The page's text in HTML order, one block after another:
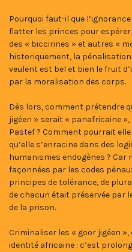
Pourquoi faut-il que
flatter les princes pour
des « biccirines » et autres «
historiquement, la pénalisation
veulent est bel et bien le fruit
par la moralisation des corps.
Dès lors, comment prétendre
jigéen » serait « panafricaine
Pastef ? Comment pourrait
qu’elle s’enracine dans des
humanismes endogènes ? Car
façonnées par les codes
principes de tolérance, de
de chacun était préservée par
de la prison.
Criminaliser les « goor jigéen
identité africaine : c’est